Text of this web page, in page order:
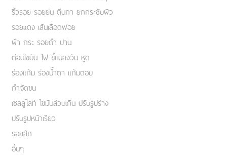
ริ้วรอย รอยย่น ตีนกา ยกกระชับผิว
รอยแดง เส้นเลือดฟอย
ฝ้า กระ รอยดำ ปาน
ต่อมไขมัน ไฝ ขี้แมลงวัน หูด
ร่องแก้ม ร่องน้ำตา แก้มตอบ
กำจัดขน
เชลลูไลท์ ไขมันส่วนเกิน ปรับรูปร่าง
ปรับรูปหน้าเรียว
รอยสัก
อื่นๆ